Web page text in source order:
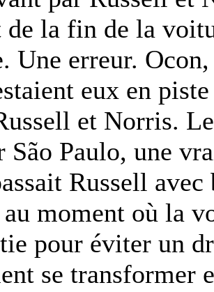
de la fin de la
Une erreur. Ocon,
eux en
et Norris.
São Paulo, une
Russell avec
au moment où la
pour éviter un
se transformer